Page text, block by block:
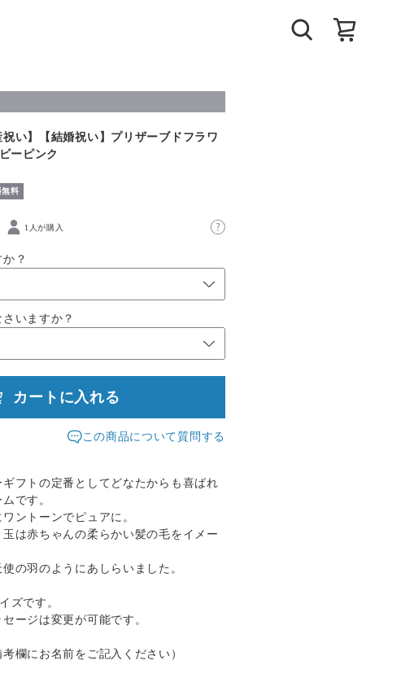
祝い】【結婚祝い】プリザーブドフラワ
ーピンク
無料
1人が購入
？
いますか？
カートに入れる
この商品について質問する
フトの定番としてどなたからも喜ばれ
です。
ントーンでピュアに。
は赤ちゃんの柔らかい髪の毛をイメー
の羽のようにあしらいました。
ズです。
ージは変更が可能です。
欄にお名前をご記入ください）